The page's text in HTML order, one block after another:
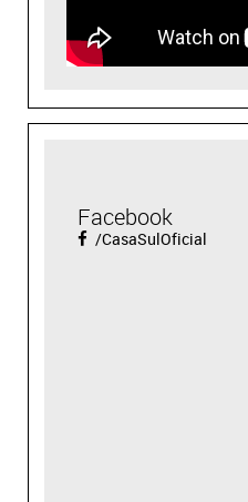
Facebook
/CasaSulOficial